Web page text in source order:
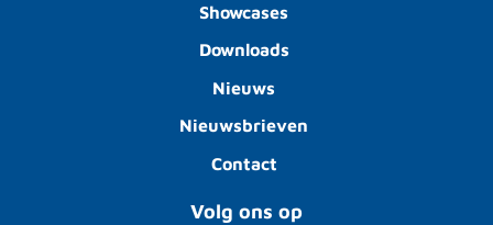
Showcases
Downloads
Nieuws
Nieuwsbrieven
Contact
Volg ons op